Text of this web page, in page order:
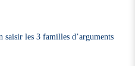
les 3 familles d’arguments